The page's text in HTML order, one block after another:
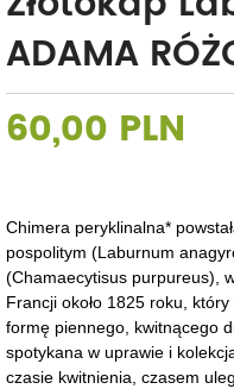
ADAMA
60,00 PLN
Chimera peryklinalna*
pospolitym (Laburnum
(Chamaecytisus purpureus),
Francji około 1825 roku,
formę piennego, kwitnącego
spotykana w uprawie i
czasie kwitnienia, czasem